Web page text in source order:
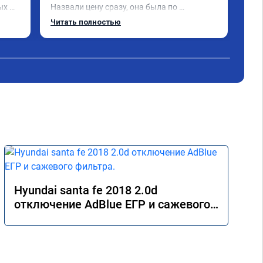
Назвали цену сразу, она была по
окончании работ без изменений.
Читать полностью
Hyundai santa fe 2018 2.0d
отключение AdBlue ЕГР и сажевого